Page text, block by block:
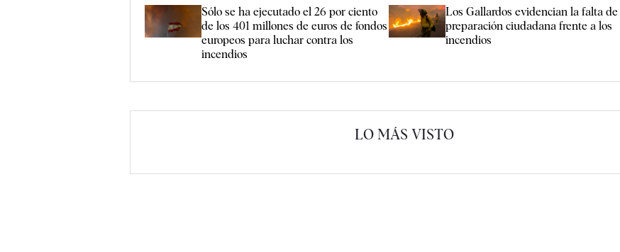
Sólo se ha ejecutado el 26 por ciento
de los 401 millones de euros de fondos
europeos para luchar contra los
incendios
Los Gallardos evidencian la falta de
preparación ciudadana frente a los
incendios
LO MÁS VISTO